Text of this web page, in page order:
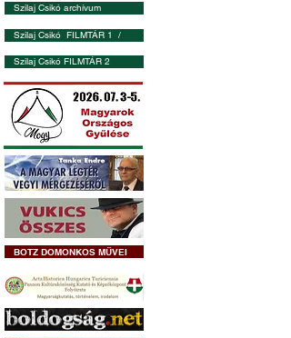
Szilaj Csikó archívum
Szilaj Csikó FILMTÁR 1 /
Szilaj Csikó FILMTÁR 2
BOTZ DOMONKOS MŰVEI